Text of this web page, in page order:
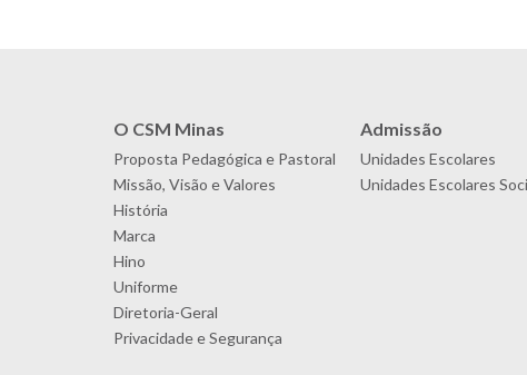
O CSM Minas
Proposta Pedagógica e Pastoral
Missão, Visão e Valores
História
Marca
Hino
Uniforme
Diretoria-Geral
Privacidade e Segurança
Admissão
Unidades Escolares
Unidades Escolares